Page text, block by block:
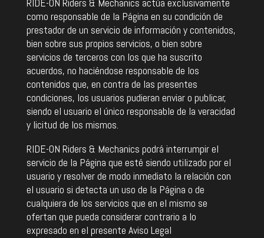
como responsable de la Página en su condición de
prestador de un servicio de información y contenidos,
bien sobre sus propios servicios, o bien sobre
servicios de terceros con los que ha suscrito
acuerdos, no haciéndose responsable de los
contenidos que, en contra de las presentes
condiciones, los usuarios pudieran enviar o publicar,
siendo el usuario el único responsable de la veracidad
y licitud de los mismos.
RIDE-ON Riders & Mechanics podrá interrumpir el
servicio de la Página que esté siendo utilizado por el
usuario y resolver de modo inmediato la relación con
el usuario si detecta un uso de la Página o de
cualquiera de los servicios que en el mismo se
ofertan que pueda considerar contrario a lo
expresado en el presente Aviso Legal